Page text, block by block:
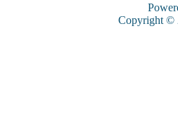
Copyright ©